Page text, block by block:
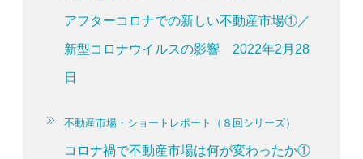
アフターコロナでの新しい不動産市場①／
新型コロナウイルスの影響 2022年2月28
日
不動産市場・ショートレポート（８回シリーズ）
コロナ禍で不動産市場は何が変わったか①